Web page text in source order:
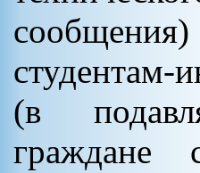
сообщения)
студентам-
(в
граждане